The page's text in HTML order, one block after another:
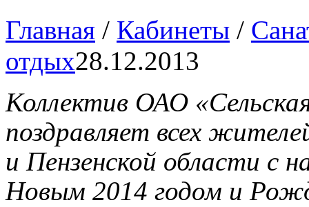
Главная / Кабинеты /
отдых28.12.2013
Коллектив ОАО
поздравляет всех
и Пензенской области с
Новым 2014 годом и